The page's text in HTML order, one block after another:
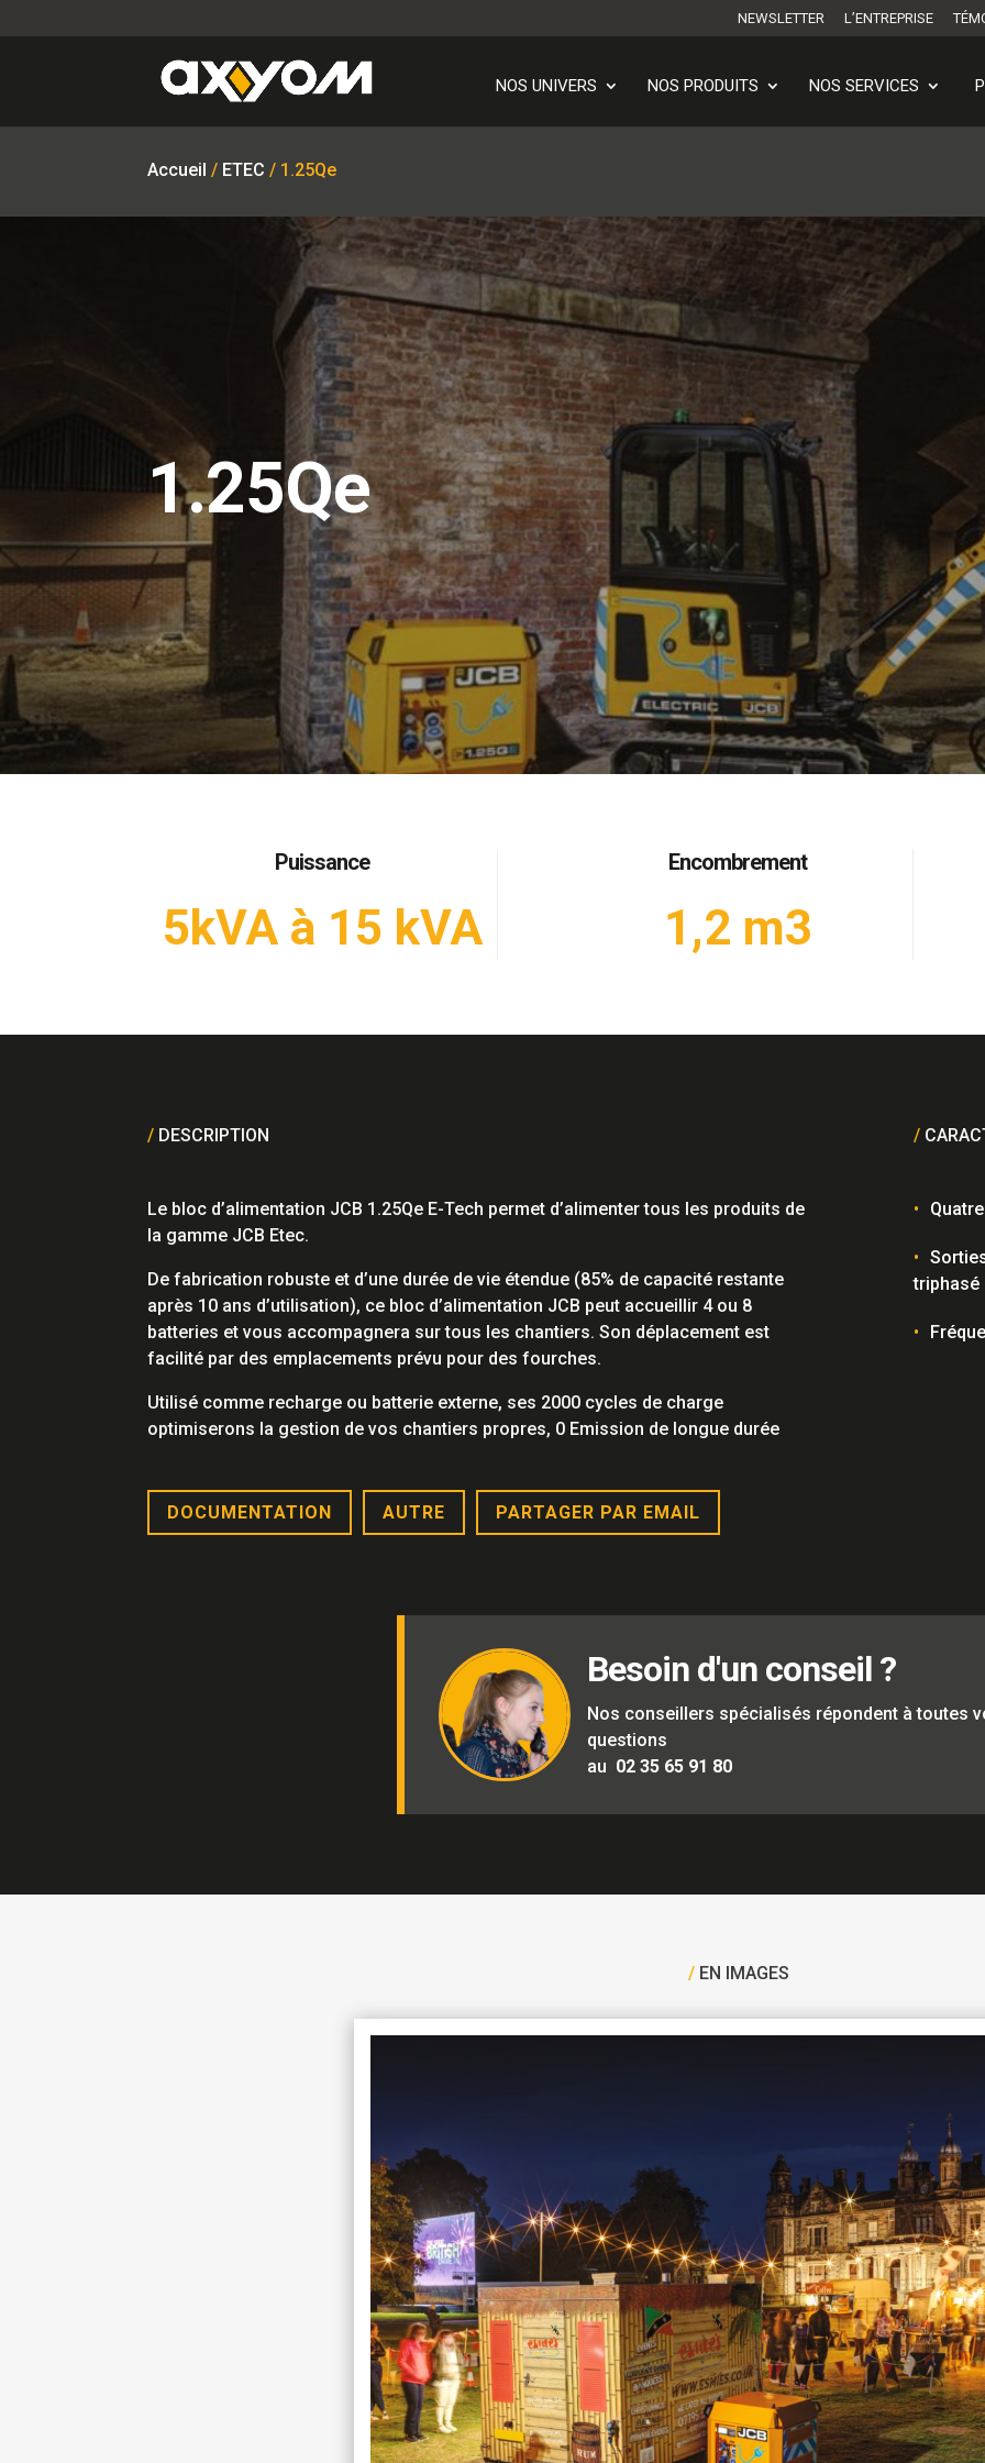
NEWSLETTER L’ENTREPRISE
NOS UNIVERS NOS PRODUITS NOS SERVICES
Accueil / ETEC / 1.25Qe
1.25Qe
Puissance
5kVA à 15 kVA
Encombrement
1,2 m3
/ DESCRIPTION
Le bloc d’alimentation JCB 1.25Qe E-Tech permet d’alimenter tous les produits de
la gamme JCB Etec.
De fabrication robuste et d’une durée de vie étendue (85% de capacité restante
après 10 ans d’utilisation), ce bloc d’alimentation JCB peut accueillir 4 ou 8
batteries et vous accompagnera sur tous les chantiers. Son déplacement est
facilité par des emplacements prévu pour des fourches.
Utilisé comme recharge ou batterie externe, ses 2000 cycles de charge
optimiserons la gestion de vos chantiers propres, 0 Emission de longue durée
DOCUMENTATION AUTRE PARTAGER PAR EMAIL
/
triphasé
Besoin d'un conseil ?
Nos conseillers spécialisés répondent à toutes
questions
au 02 35 65 91 80
/ EN IMAGES